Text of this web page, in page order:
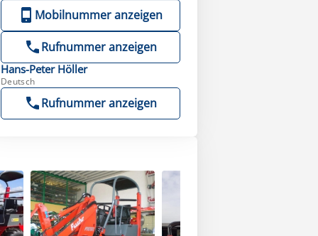
Mobilnummer anzeigen
Rufnummer anzeigen
Hans-Peter Höller
Deutsch
Rufnummer anzeigen